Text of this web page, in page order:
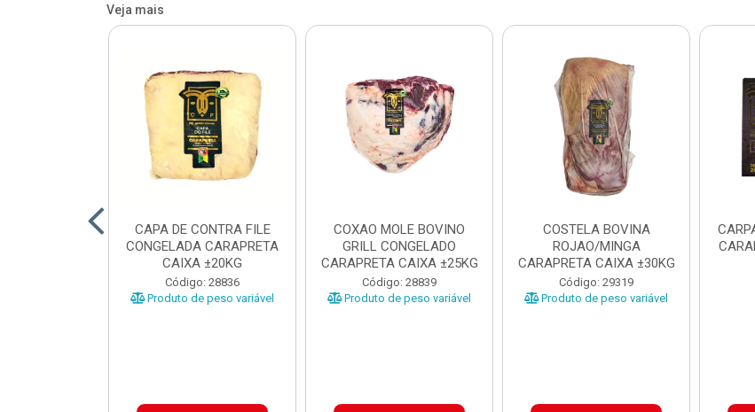
Veja mais
CAPA DE CONTRA FILE
CONGELADA CARAPRETA
CAIXA ±20KG
Código: 28836
Produto de peso variável
COXAO MOLE BOVINO
GRILL CONGELADO
CARAPRETA CAIXA ±25KG
Código: 28839
Produto de peso variável
COSTELA BOVINA
ROJAO/MINGA
CARAPRETA CAIXA ±30KG
Código: 29319
Produto de peso variável